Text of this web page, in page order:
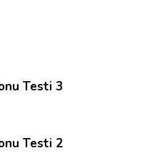
Testi 3
Testi 2